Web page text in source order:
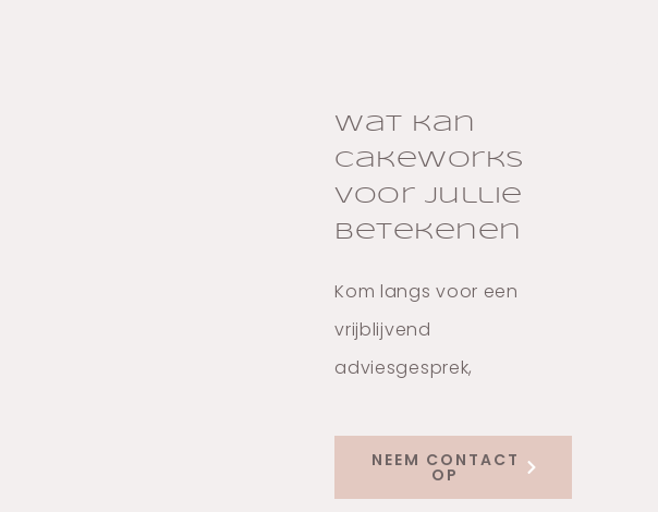
Wat kan
Cakeworks
voor jullie
betekenen
Kom langs voor een
vrijblijvend
adviesgesprek,
NEEM CONTACT
OP